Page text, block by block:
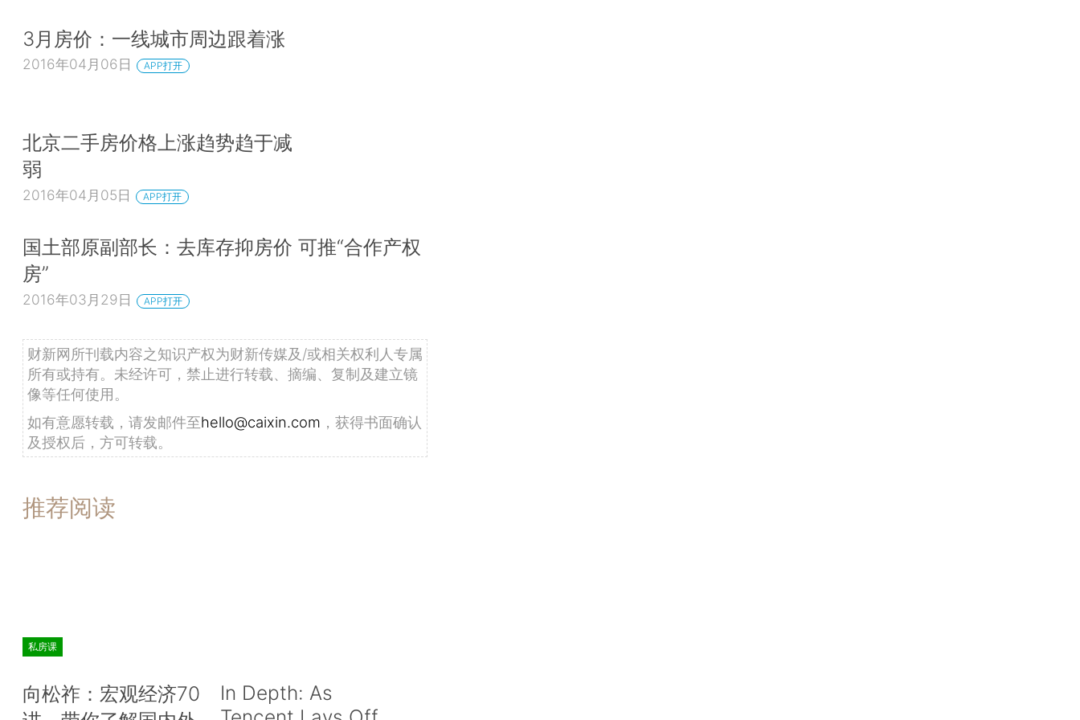
3月房价：一线城市周边跟着涨
2016年04月06日 APP打开
北京二手房价格上涨趋势趋于减
弱
2016年04月05日 APP打开
国土部原副部长：去库存抑房价 可推“合作产权
房”
2016年03月29日 APP打开
财新网所刊载内容之知识产权为财新传媒及/或相关权利人专属
所有或持有。未经许可，禁止进行转载、摘编、复制及建立镜
像等任何使用。
如有意愿转载，请发邮件至hello@caixin.com ，获得书面确认
及授权后，方可转载。
推荐阅读
私房课
向松祚：宏观经济70
In Depth: As